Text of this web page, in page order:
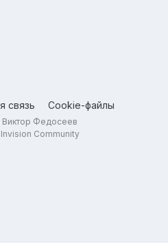
связь Cookie-файлы
Виктор Федосеев
Community